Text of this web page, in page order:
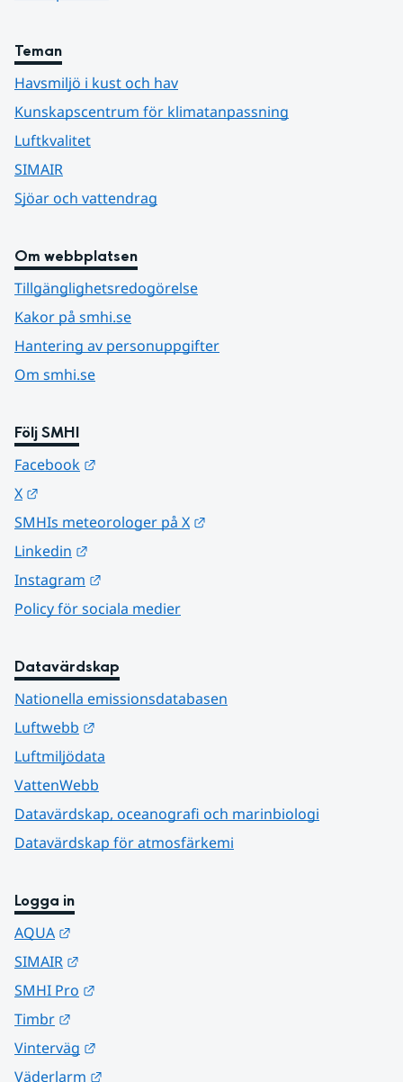
Teman
Havsmiljö i kust och hav
Kunskapscentrum för klimatanpassning
Luftkvalitet
SIMAIR
Sjöar och vattendrag
Om webbplatsen
Tillgänglighetsredogörelse
Kakor på smhi.se
Hantering av personuppgifter
Om smhi.se
Följ SMHI
Facebook
X
SMHIs meteorologer på X
Linkedin
Instagram
Policy för sociala medier
Datavärdskap
Nationella emissionsdatabasen
Luftwebb
Luftmiljödata
VattenWebb
Datavärdskap, oceanografi och marinbiologi
Datavärdskap för atmosfärkemi
Logga in
AQUA
SIMAIR
SMHI Pro
Timbr
Vinterväg
Väderlarm